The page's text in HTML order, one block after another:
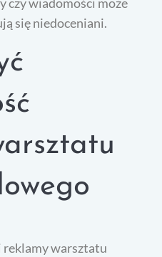
się niedoceniani.
warsztatu